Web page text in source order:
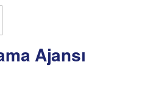
Ajansı